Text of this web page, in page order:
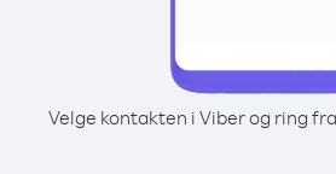
Velge kontakten i Viber og ring